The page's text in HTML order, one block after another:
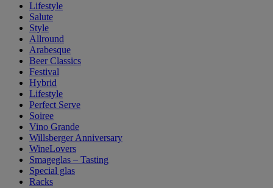
Lifestyle
Salute
Style
Allround
Arabesque
Beer Classics
Festival
Hybrid
Lifestyle
Perfect Serve
Soiree
Vino Grande
Willsberger Anniversary
WineLovers
Smageglas – Tasting
Special glas
Racks